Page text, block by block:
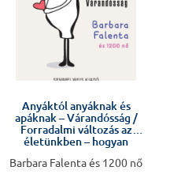
Anyáktól anyáknak és
apáknak – Várandósság /
Forradalmi változás az
életünkben – hogyan
Barbara Falenta és 1200 nő